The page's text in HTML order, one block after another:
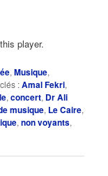
player.
,Musique,
:Amal Fekri,
,concert, Dr Ali
musique, Le Caire,
,non voyants,